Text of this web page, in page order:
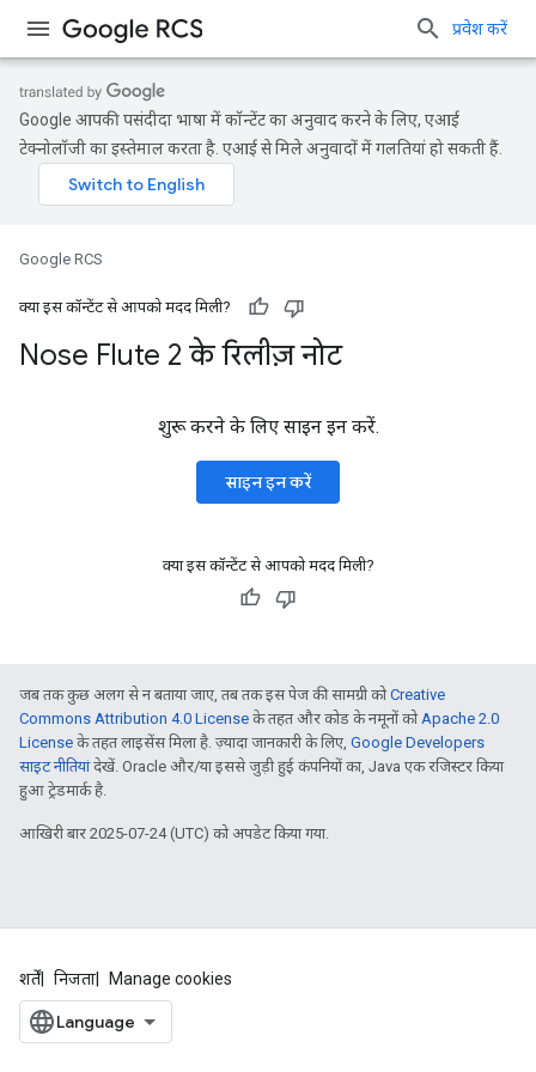
प्रवेश करें
Google आपकी पसंदीदा भाषा में कॉन्टेंट का अनुवाद करने के लिए, एआई
टेक्नोलॉजी का इस्तेमाल करता है. एआई से मिले अनुवादों में गलतियां हो सकती हैं.
Google RCS
क्या इस कॉन्टेंट से आपको मदद मिली?
Nose Flute 2 के रिलीज़ नोट
शुरू करने के लिए साइन इन करें.
साइन इन करें
क्या इस कॉन्टेंट से आपको मदद मिली?
जब तक कुछ अलग से न बताया जाए, तब तक इस पेज की सामग्री कोCreative
Commons Attribution 4.0 License के तहत और कोड के नमूनों कोApache 2.0
License के तहत लाइसेंस मिला है. ज़्यादा जानकारी के लिए, Google Developers
साइट नीतियांदेखें. Oracle और/या इससे जुड़ी हुई कंपनियों का, Java एक रजिस्टर किया
हुआ ट्रेडमार्क है.
आखिरी बार 2025-07-24 (UTC) को अपडेट किया गया.
शर्तें निजता Manage cookies